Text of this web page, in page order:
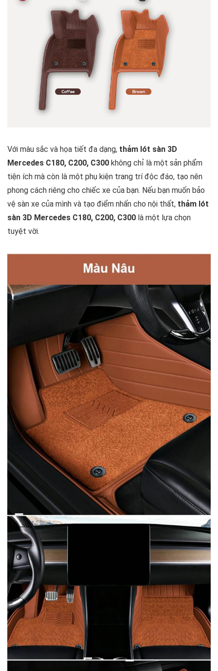
Với màu sắc và họa tiết đa dạng, thảm lót sàn 3D
Mercedes C180, C200, C300 không chỉ là một sản phẩm
tiện ích mà còn là một phụ kiện trang trí độc đáo, tạo nên
phong cách riêng cho chiếc xe của bạn. Nếu bạn muốn bảo
vệ sàn xe của mình và tạo điểm nhấn cho nội thất, thảm lót
sàn 3D Mercedes C180, C200, C300 là một lựa chọn
tuyệt vời.